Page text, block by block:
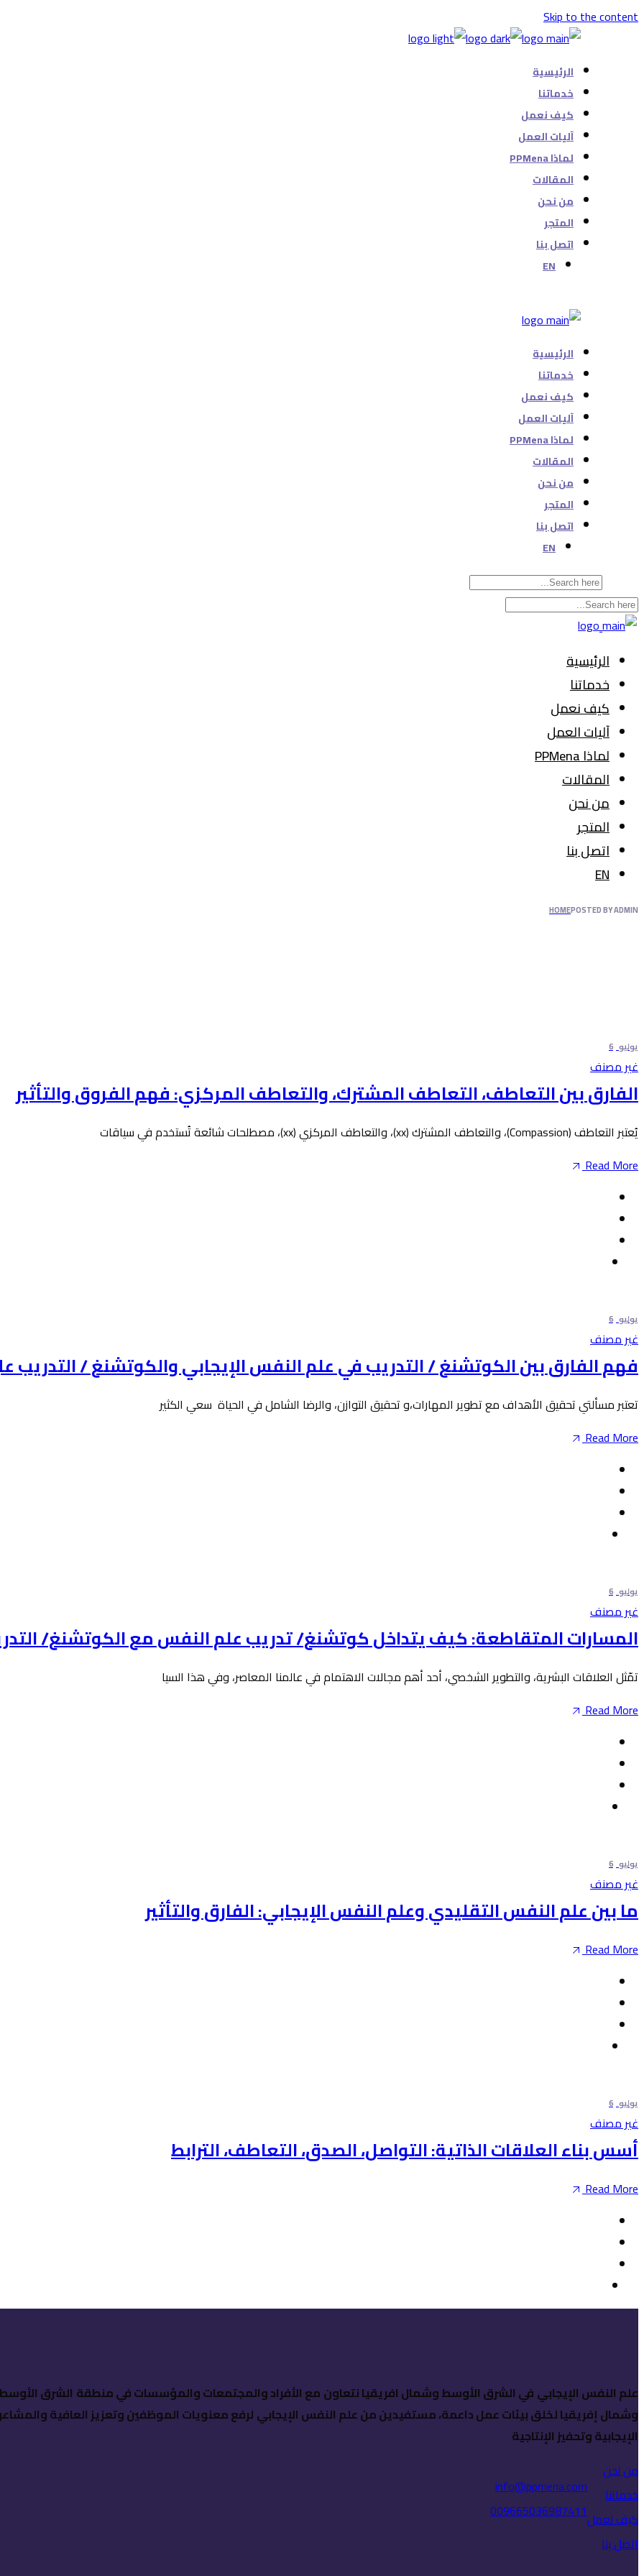
Skip to the content
الرئيسية
خدماتنا
كيف نعمل
آليات العمل
لماذا PPMena
المقالات
من نحن
المتجر
اتصل بنا
EN
الرئيسية
خدماتنا
كيف نعمل
آليات العمل
لماذا PPMena
المقالات
من نحن
المتجر
اتصل بنا
EN
الرئيسية
خدماتنا
كيف نعمل
آليات العمل
لماذا PPMena
المقالات
من نحن
المتجر
اتصل بنا
EN
HOMEPOSTED BY ADMIN
يوليو 6
غير مصنف
الفارق بين التعاطف، التعاطف المشترك، والتعاطف المركزي: فهم الفروق والتأثير
يُعتبر التعاطف (Compassion)، والتعاطف المشترك (xx)، والتعاطف المركزي (xx)، مصطلحات شائعة تُستخدم في سياقات
Read More
يوليو 6
غير مصنف
فهم الفارق بين الكوتشنغ / التدريب في علم النفس الإيجابي والكوتشنغ / التدريب
تعتبر مسألتي تحقيق الأهداف مع تطوير المهارات،و تحقيق التوازن، والرضا الشامل في الحياة سعي الكثير
Read More
يوليو 6
غير مصنف
المسارات المتقاطعة: كيف يتداخل كوتشنغ/ تدريب علم النفس مع الكوتشنغ/
تمّثل العلاقات البشرية، والتطوير الشخصي، أحد أهم مجالات الاهتمام في عالمنا المعاصر، وفي هذا السيا
Read More
يوليو 6
غير مصنف
ما بين علم النفس التقليدي وعلم النفس الإيجابي: الفارق والتأثير
Read More
يوليو 6
غير مصنف
أسس بناء العلاقات الذاتية: التواصل، الصدق، التعاطف، الترابط
Read More
علم النفس الإيجابي في الشرق الأوسط وشمال افريقيا نتعاون مع الأفراد والمجتمعات والمؤسسات في منطقة الشرق الأوسط
وشمال إفريقيا لخلق بيئات عمل داعمة، مستفيدين من علم النفس الإيجابي لرفع معنويات الموظفين وتعزيز العافية والمشاعر
الإيجابية وتحفيز الإنتاجية
من نحن
خدماتنا
كيف نعمل
اتصل بنا
info@ppmena.com
009665036987411